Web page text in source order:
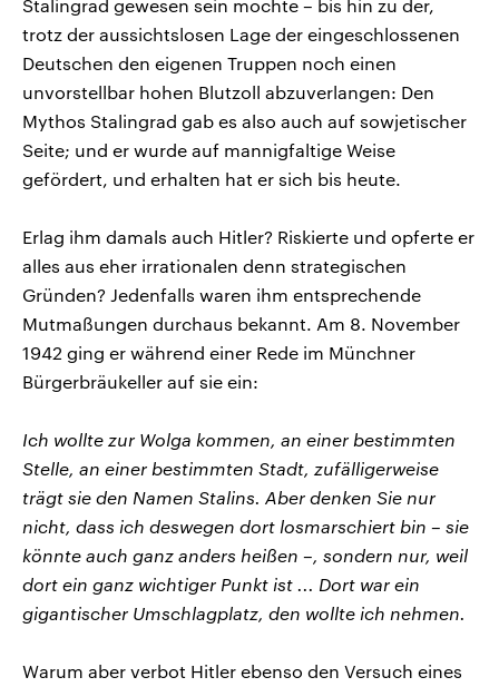
Stalingrad gewesen sein mochte – bis hin zu der,
trotz der aussichtslosen Lage der eingeschlossenen
Deutschen den eigenen Truppen noch einen
unvorstellbar hohen Blutzoll abzuverlangen: Den
Mythos Stalingrad gab es also auch auf sowjetischer
Seite; und er wurde auf mannigfaltige Weise
gefördert, und erhalten hat er sich bis heute.
Erlag ihm damals auch Hitler? Riskierte und opferte er
alles aus eher irrationalen denn strategischen
Gründen? Jedenfalls waren ihm entsprechende
Mutmaßungen durchaus bekannt. Am 8. November
1942 ging er während einer Rede im Münchner
Bürgerbräukeller auf sie ein:
Ich wollte zur Wolga kommen, an einer bestimmten
Stelle, an einer bestimmten Stadt, zufälligerweise
trägt sie den Namen Stalins. Aber denken Sie nur
nicht, dass ich deswegen dort losmarschiert bin – sie
könnte auch ganz anders heißen –, sondern nur, weil
dort ein ganz wichtiger Punkt ist ... Dort war ein
gigantischer Umschlagplatz, den wollte ich nehmen.
Warum aber verbot Hitler ebenso den Versuch eines